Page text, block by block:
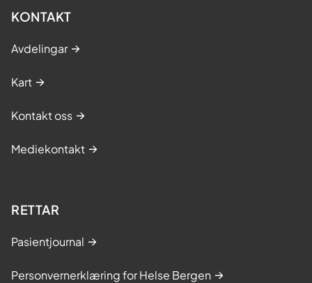
KONTAKT
Avdelingar
Kart
Kontakt oss
Mediekontakt
RETTAR
Pasientjournal
Personvernerklæring for Helse Bergen